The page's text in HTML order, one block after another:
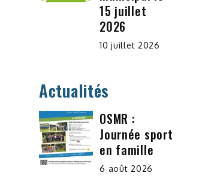
15 juillet
2026
10 juillet 2026
Actualités
OSMR :
Journée sport
en famille
6 août 2026